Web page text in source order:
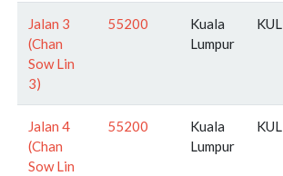
Jalan 3
(Chan
Sow Lin
3)
55200
Kuala
Lumpur
KUL
Jalan 4
(Chan
Sow Lin
55200
Kuala
Lumpur
KUL